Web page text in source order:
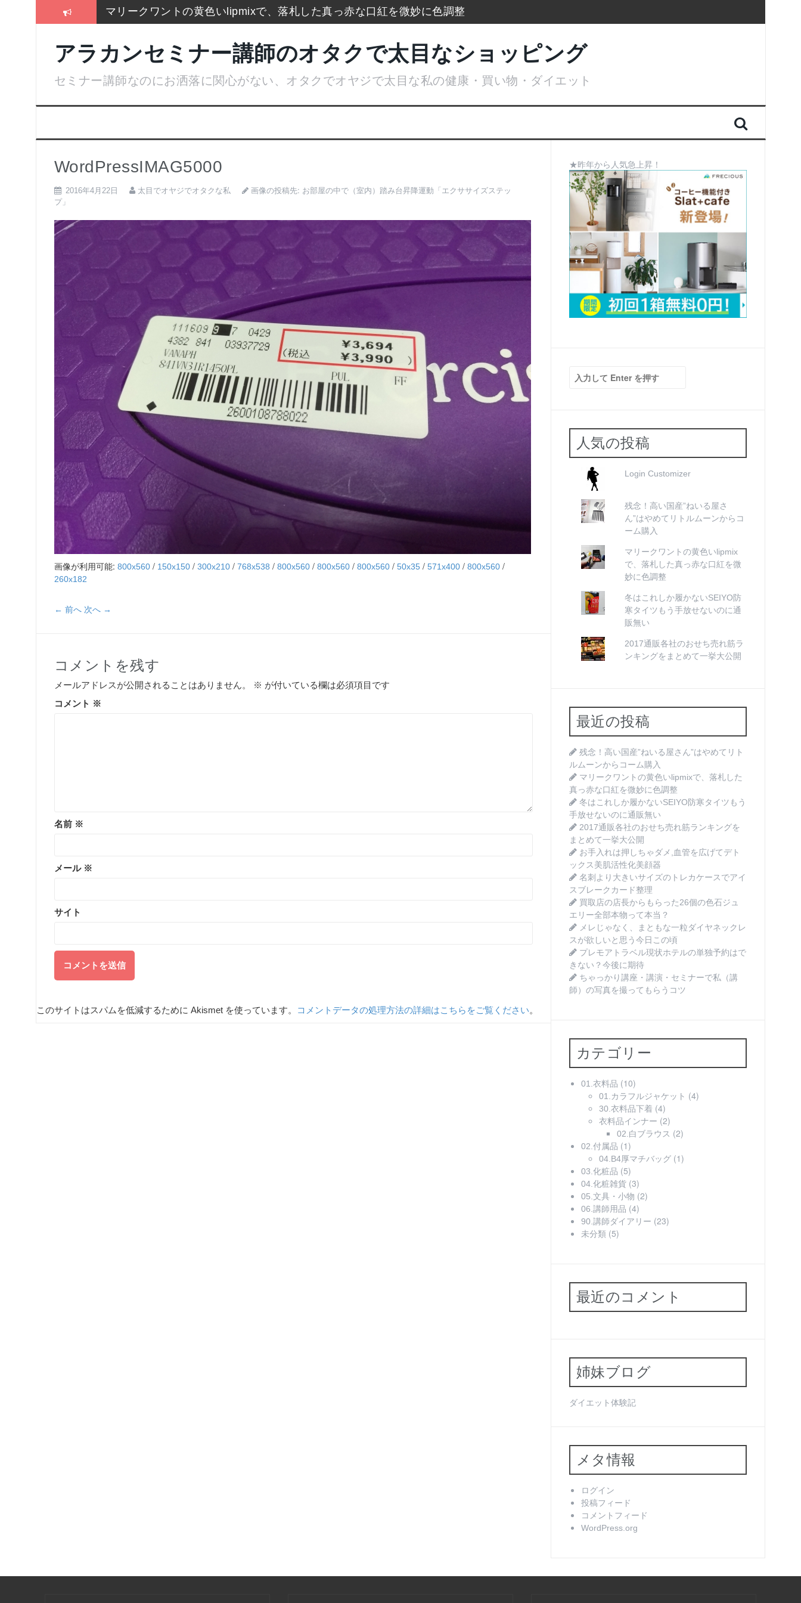
マリークワントの黄色いlipmixで、落札した真っ赤な口紅を微妙に色調整
2017通販各社のおせち売れ筋ランキングをまとめて一挙大公開
お手入れは押しちゃダメ,血管を広げてデトックス美肌活性化美顔器
名刺より大きいサイズのトレカケースでアイスブレークカード整理
アラカンセミナー講師のオタクで太目なショッピング
セミナー講師なのにお洒落に関心がない、オタクでオヤジで太目な私の健康・買い物・ダイエット
WordPressIMAG5000
2016年4月22日 太目でオヤジでオタクな私 画像の投稿先: お部屋の中で（室内）踏み台昇降運動「エクササイズステッ
プ」
画像が利用可能: 800x560/ 150x150/ 300x210/ 768x538 / 800x560/ 800x560/ 800x560/ 50x35/ 571x400/ 800x560/
260x182
← 前へ 次へ →
コメントを残す
メールアドレスが公開されることはありません。 ※ が付いている欄は必須項目です
コメント ※
名前 ※
メール ※
サイト
このサイトはスパムを低減するために Akismet を使っています。 コメントデータの処理方法の詳細はこちらをご覧ください。
★昨年から人気急上昇！
索:
人気の投稿
Login Customizer
残念！高い国産”ねいる屋さ
ん”はやめてリトルムーンからコ
ーム購入
マリークワントの黄色いlipmix
で、落札した真っ赤な口紅を微
妙に色調整
冬はこれしか履かないSEIYO防
寒タイツもう手放せないのに通
販無い
2017通販各社のおせち売れ筋ラ
ンキングをまとめて一挙大公開
最近の投稿
残念！高い国産”ねいる屋さん”はやめてリト
ルムーンからコーム購入
マリークワントの黄色いlipmixで、落札した
真っ赤な口紅を微妙に色調整
冬はこれしか履かないSEIYO防寒タイツもう
手放せないのに通販無い
2017通販各社のおせち売れ筋ランキングを
まとめて一挙大公開
お手入れは押しちゃダメ,血管を広げてデト
ックス美肌活性化美顔器
名刺より大きいサイズのトレカケースでアイ
スブレークカード整理
買取店の店長からもらった26個の色石ジュ
エリー全部本物って本当？
メレじゃなく、まともな一粒ダイヤネックレ
スが欲しいと思う今日この頃
プレモアトラベル現状ホテルの単独予約はで
きない？今後に期待
ちゃっかり講座・講演・セミナーで私（講
師）の写真を撮ってもらうコツ
カテゴリー
01.衣料品 (10)
01.カラフルジャケット (4)
30.衣料品下着 (4)
衣料品インナー (2)
02.白ブラウス (2)
02.付属品 (1)
04.B4厚マチバッグ(1)
03.化粧品 (5)
04.化粧雑貨(3)
05.文具・小物 (2)
06.講師用品 (4)
90.講師ダイアリー (23)
未分類 (5)
最近のコメント
姉妹ブログ
ダイエット体験記
メタ情報
ログイン
投稿フィード
コメントフィード
WordPress.org